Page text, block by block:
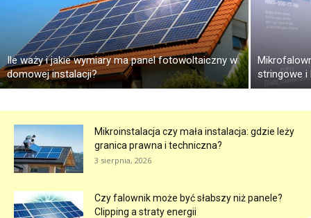
Ile waży i jakie wymiary ma panel fotowoltaiczny w
domowej instalacji?
stringowe i
Mikroinstalacja czy mała instalacja: gdzie leży
granica prawna i techniczna?
3 sierpnia, 2026
Czy falownik może być słabszy niż panele?
Clipping a straty energii